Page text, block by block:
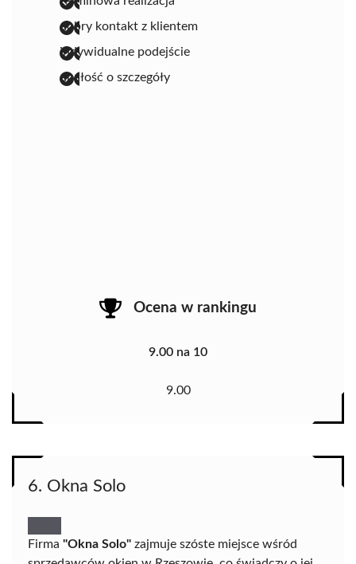
dobry kontakt z klientem
indywidualne podejście
dbałość o szczegóły
Ocena w rankingu
9.00 na 10
9.00
6. Okna Solo
Firma "Okna Solo" zajmuje szóste miejsce wśród